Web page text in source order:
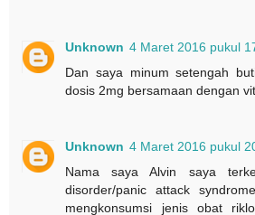
Unknown 4 Maret 2016 pukul
Dan saya minum setengah
dosis 2mg bersamaan dengan
Unknown 4 Maret 2016 pukul
Nama saya Alvin saya
disorder/panic attack
mengkonsumsi jenis obat